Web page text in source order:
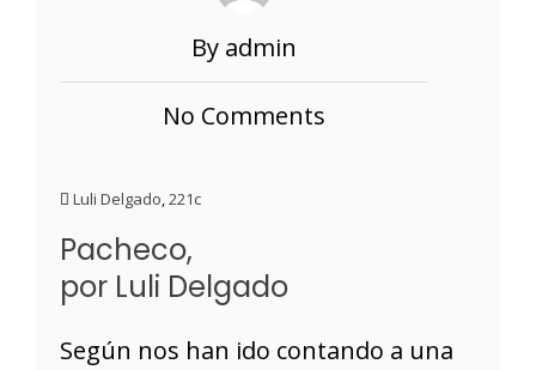
By admin
No Comments
Luli Delgado,221c
Pacheco,
por Luli Delgado
Según nos han ido contando a una